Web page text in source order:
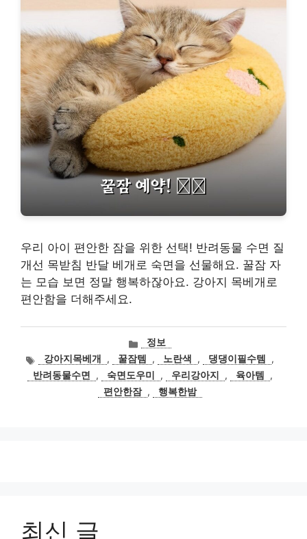
우리 아이 편안한 잠을 위한 선택! 반려동물 수면 질
개선 목받침 반달 베개로 숙면을 선물해요. 꿀잠 자
는 모습 보면 정말 행복하잖아요. 강아지 목베개로
편안함을 더해주세요.
카
테
고
리
정보
태
그
강아지목베개 , 꿀잠템 , 노란색 , 댕댕이필수템
,
반려동물수면
, 숙면도우미 , 우리강아지 , 육아템
,
편안한잠 , 행복한밤
최신 글